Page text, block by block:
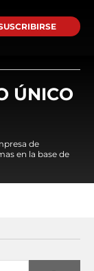
ÚNICO
de
en la base de